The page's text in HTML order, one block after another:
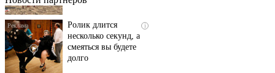
несколько секунд, а
смеяться вы будете
долго